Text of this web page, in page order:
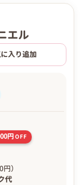
エル
入り追加
円OFF
）
代